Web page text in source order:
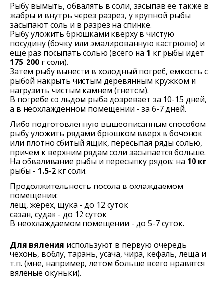
Рыбу вымыть, обвалять в соли, засыпав ее также в
жабры и внутрь через разрез, у крупной рыбы
засыпают соль и в разрез на спинке.
Рыбу уложить брюшками кверху в чистую
посудину (бочку или эмалированную кастрюлю) и
еще раз посыпать солью (всего на 1 кг рыбы идет
175-200 г соли).
Затем рыбу вынести в холодный погреб, емкость с
рыбой накрыть чистым деревянным кружком и
нагрузить чистым камнем (гнетом).
В погребе со льдом рыба дозревает за 10-15 дней,
а в неохлажденном помещении - за 6-7 дней.
Либо подготовленную вышеописанным способом
рыбу уложить рядами брюшком вверх в бочонок
или плотно сбитый ящик, пересыпая ряды солью,
причем к верхним рядам соли засыпается больше.
На обваливание рыбы и пересыпку рядов: на 10 кг
рыбы - 1.5-2 кг соли.
Продолжительность посола в охлаждаемом
помещении:
лещ, жерех, щука - до 12 суток
сазан, судак - до 12 суток
В неохлаждаемом помещении - до 5-7 суток.
Для вяления используют в первую очередь
чехонь, воблу, тарань, усача, чира, кефаль, леща и
т.п. (мне, например, летом больше всего нравятся
вяленые окуньки).